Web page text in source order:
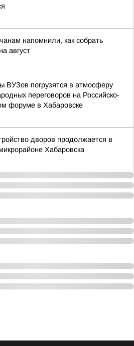
напомнили, как собрать
август
ВУЗов погрузятся в атмосферу
переговоров на Российско-
форуме в Хабаровске
дворов продолжается в
Хабаровска